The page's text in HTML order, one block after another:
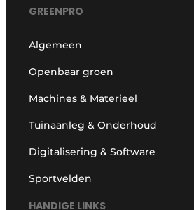
GREENPRO
Algemeen
Openbaar groen
Machines & Materieel
Tuinaanleg & Onderhoud
Digitalisering & Software
Sportvelden
HANDIGE LINKS